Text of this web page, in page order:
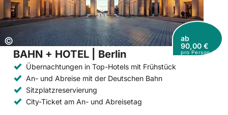
Copyright:
©
ab
90,00 €
pro Person
BAHN + HOTEL | Berlin
Übernachtungen in Top-Hotels mit Frühstück
An- und Abreise mit der Deutschen Bahn
Sitzplatzreservierung
City-Ticket am An- und Abreisetag